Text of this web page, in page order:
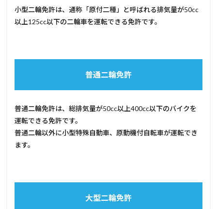
小型二輪免許は、通称「原付二種」と呼ばれる排気量が50cc
以上125cc以下の二輪車を運転できる免許です。
普通二輪免許
普通二輪免許は、総排気量が50cc以上400cc以下のバイクを
運転できる免許です。
普通二輪以外に小型特殊自動車、原動機付自転車が運転でき
ます。
大型二輪免許